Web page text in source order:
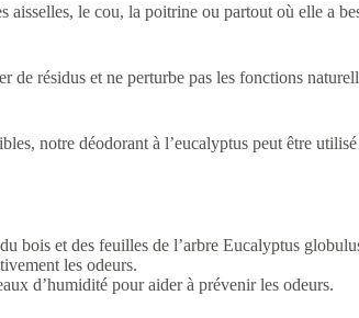
le cou, la poitrine ou partout où elle a
de résidus et ne perturbe pas les fonctions
notre déodorant à l’eucalyptus peut être
bois et des feuilles de l’arbre Eucalyptus
les odeurs.
d’humidité pour aider à prévenir les odeurs.